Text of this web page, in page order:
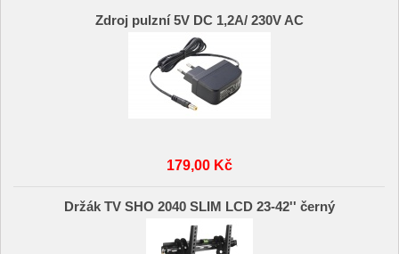
Zdroj pulzní 5V DC 1,2A/ 230V AC
179,00 Kč
Držák TV SHO 2040 SLIM LCD 23-42'' černý